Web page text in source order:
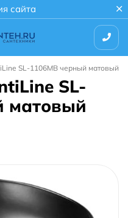
сайта
SL-1106MB черный матовый
SL-
матовый